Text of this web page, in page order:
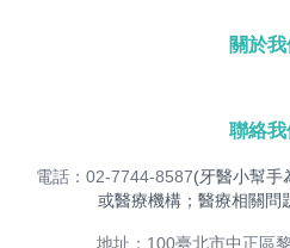
關於我
聯絡我
電話：02-7744-8587(牙醫小幫手
或醫療機構；醫療相關問
地址：100臺北市中正區